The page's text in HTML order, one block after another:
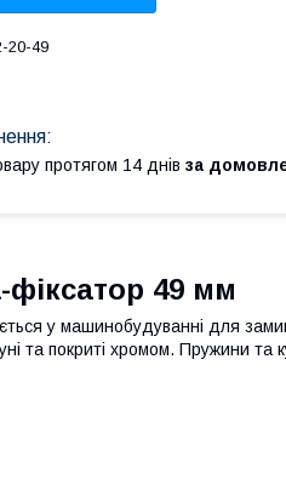
20-49
протягом 14 днів за
фіксатор 49 мм
у машинобудуванні для
та покриті хромом. Пружини та